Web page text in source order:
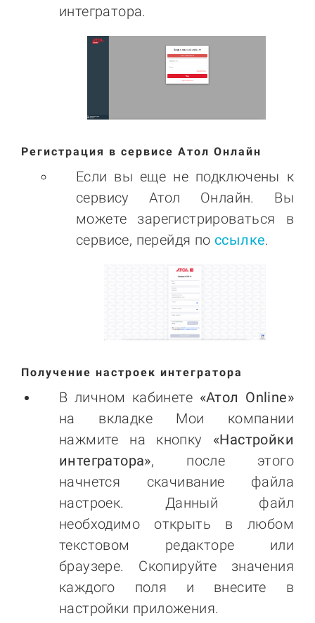
интегратора.
Регистрация в сервисе Атол Онлайн
Если вы еще не подключены к
сервису Атол Онлайн. Вы
можете зарегистрироваться в
сервисе, перейдя по ссылке.
Получение настроек интегратора
В личном кабинете «Атол Online»
на вкладке Мои компании
нажмите на кнопку «Настройки
интегратора», после этого
начнется скачивание файла
настроек. Данный файл
необходимо открыть в любом
текстовом редакторе или
браузере. Скопируйте значения
каждого поля и внесите в
настройки приложения.